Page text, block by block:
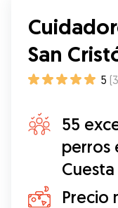
San
5 (
55
perros
Cuesta
Precio